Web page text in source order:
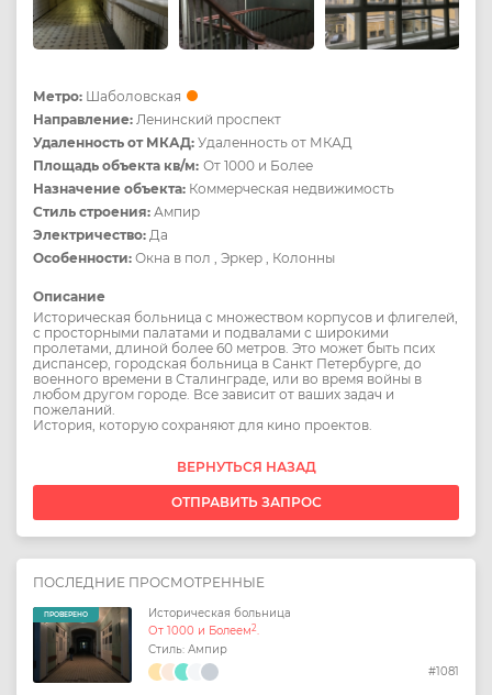
Метро: Шаболовская
Направление: Ленинский проспект
Удаленность от МКАД: Удаленность от МКАД
Площадь объекта кв/м: От 1000 и Более
Назначение объекта: Коммерческая недвижимость
Стиль строения: Ампир
Электричество: Да
Особенности: Окна в пол , Эркер , Колонны
Описание
Историческая больница с множеством корпусов и флигелей,
с просторными палатами и подвалами с широкими
пролетами, длиной более 60 метров. Это может быть псих
диспансер, городская больница в Санкт Петербурге, до
военного времени в Сталинграде, или во время войны в
любом другом городе. Все зависит от ваших задач и
пожеланий.
История, которую сохраняют для кино проектов.
ВЕРНУТЬСЯ НАЗАД
ОТПРАВИТЬ ЗАПРОС
ПОСЛЕДНИЕ ПРОСМОТРЕННЫЕ
ПРОВЕРЕНО
Историческая больница
От 1000 и Болеем2.
Стиль: Ампир
#1081